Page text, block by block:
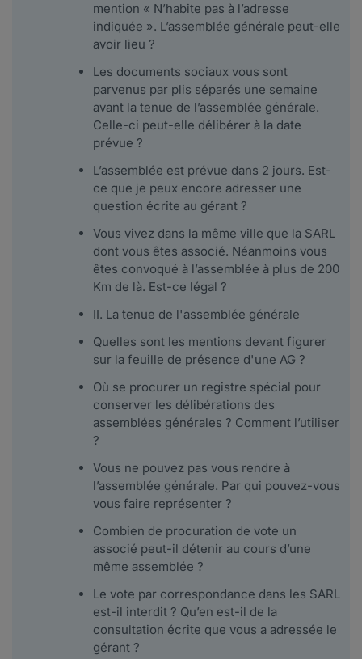
mention « N’habite pas à l’adresse
indiquée ». L’assemblée générale peut-elle
avoir lieu ?
Les documents sociaux vous sont
parvenus par plis séparés une semaine
avant la tenue de l’assemblée générale.
Celle-ci peut-elle délibérer à la date
prévue ?
L’assemblée est prévue dans 2 jours. Est-
ce que je peux encore adresser une
question écrite au gérant ?
Vous vivez dans la même ville que la SARL
dont vous êtes associé. Néanmoins vous
êtes convoqué à l’assemblée à plus de 200
Km de là. Est-ce légal ?
II. La tenue de l'assemblée générale
Quelles sont les mentions devant figurer
sur la feuille de présence d'une AG ?
Où se procurer un registre spécial pour
conserver les délibérations des
assemblées générales ? Comment l’utiliser
?
Vous ne pouvez pas vous rendre à
l’assemblée générale. Par qui pouvez-vous
vous faire représenter ?
Combien de procuration de vote un
associé peut-il détenir au cours d’une
même assemblée ?
Le vote par correspondance dans les SARL
est-il interdit ? Qu’en est-il de la
consultation écrite que vous a adressée le
gérant ?